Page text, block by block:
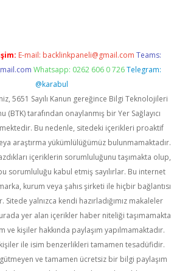
E-mail: backlinkpaneli@gmail.com Teams:
Whatsapp: 0262 606 0 726 Telegram:
@karabul
5651 Sayılı Kanun gereğince Bilgi Teknolojileri
(BTK) tarafından onaylanmış bir Yer Sağlayıcı
Bu nedenle, sitedeki içerikleri proaktif
araştırma yükümlülüğümüz bulunmamaktadır.
içeriklerin sorumluluğunu taşımakta olup,
sorumluluğu kabul etmiş sayılırlar. Bu internet
kurum veya şahıs şirketi ile hiçbir bağlantısı
Sitede yalnızca kendi hazırladığımız makaleler
yer alan içerikler haber niteliği taşımamakta
ve kişiler hakkında paylaşım yapılmamaktadır.
ile isim benzerlikleri tamamen tesadüfidir.
ve tamamen ücretsiz bir bilgi paylaşım